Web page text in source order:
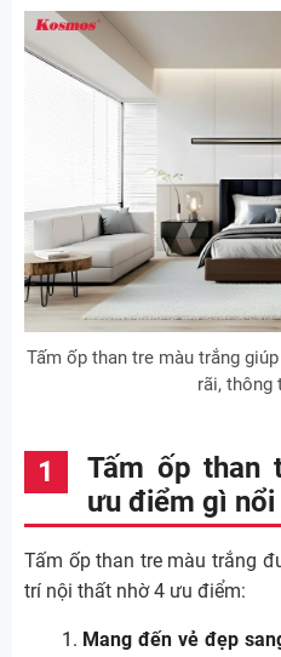
Tấm ốp than tre màu trắng
rãi, thông
Tấm ốp than
ưu điểm gì nổi
Tấm ốp than tre màu trắng
trí nội thất nhờ 4 ưu điểm:
Mang đến vẻ đẹp